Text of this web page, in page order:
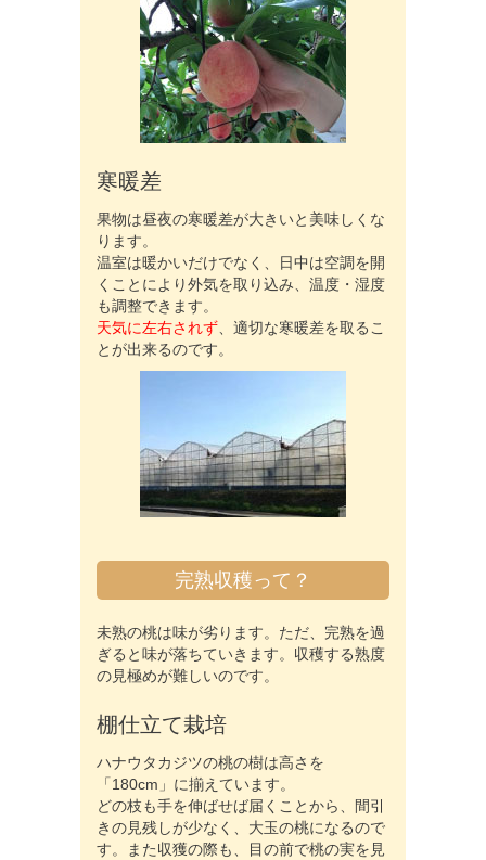
寒暖差
果物は昼夜の寒暖差が大きいと美味しくな
ります。
温室は暖かいだけでなく、日中は空調を開
くことにより外気を取り込み、温度・湿度
も調整できます。
天気に左右されず、適切な寒暖差を取るこ
とが出来るのです。
完熟収穫って？
未熟の桃は味が劣ります。ただ、完熟を過
ぎると味が落ちていきます。収穫する熟度
の見極めが難しいのです。
棚仕立て栽培
ハナウタカジツの桃の樹は高さを
「180cm」に揃えています。
どの枝も手を伸ばせば届くことから、間引
きの見残しが少なく、大玉の桃になるので
す。また収獲の際も、目の前で桃の実を見